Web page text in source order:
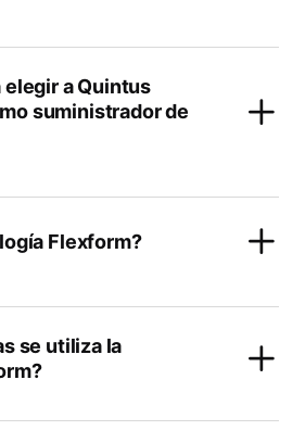
elegir a Quintus
suministrador de
Flexform?
se utiliza la